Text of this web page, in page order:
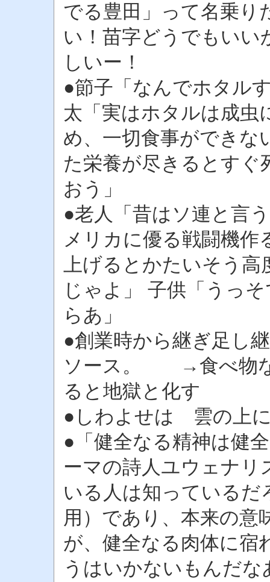
でる豊田」って名乗り
い！苗字どうでもいい
しいー！
●節子「なんでホタル
太「実はホタルは成虫
め、一切食事ができな
た栄養が尽きるとす
おう」
●老人「昔はソ連と言
メリカに優る戦闘機
上げるとかたいそう
じゃよ」 子供「うっ
らあ」
●創業時から継ぎ足し
ソース。 →食べ物な
ると地獄と化す
●しわよせは 雲の上
●「健全なる精神は健
ーマの詩人ユウェナリ
いる人は知っているだ
用）であり、本来の意
が、健全なる肉体に宿
うはいかないもんだ